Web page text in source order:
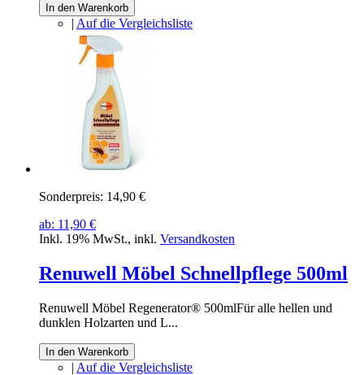
In den Warenkorb
| Auf die Vergleichsliste
Sonderpreis: 14,90 €
ab: 11,90 €
Inkl. 19% MwSt., inkl. Versandkosten
Renuwell Möbel Schnellpflege 500ml
Renuwell Möbel Regenerator® 500mlFür alle hellen und
dunklen Holzarten und L...
In den Warenkorb
| Auf die Vergleichsliste